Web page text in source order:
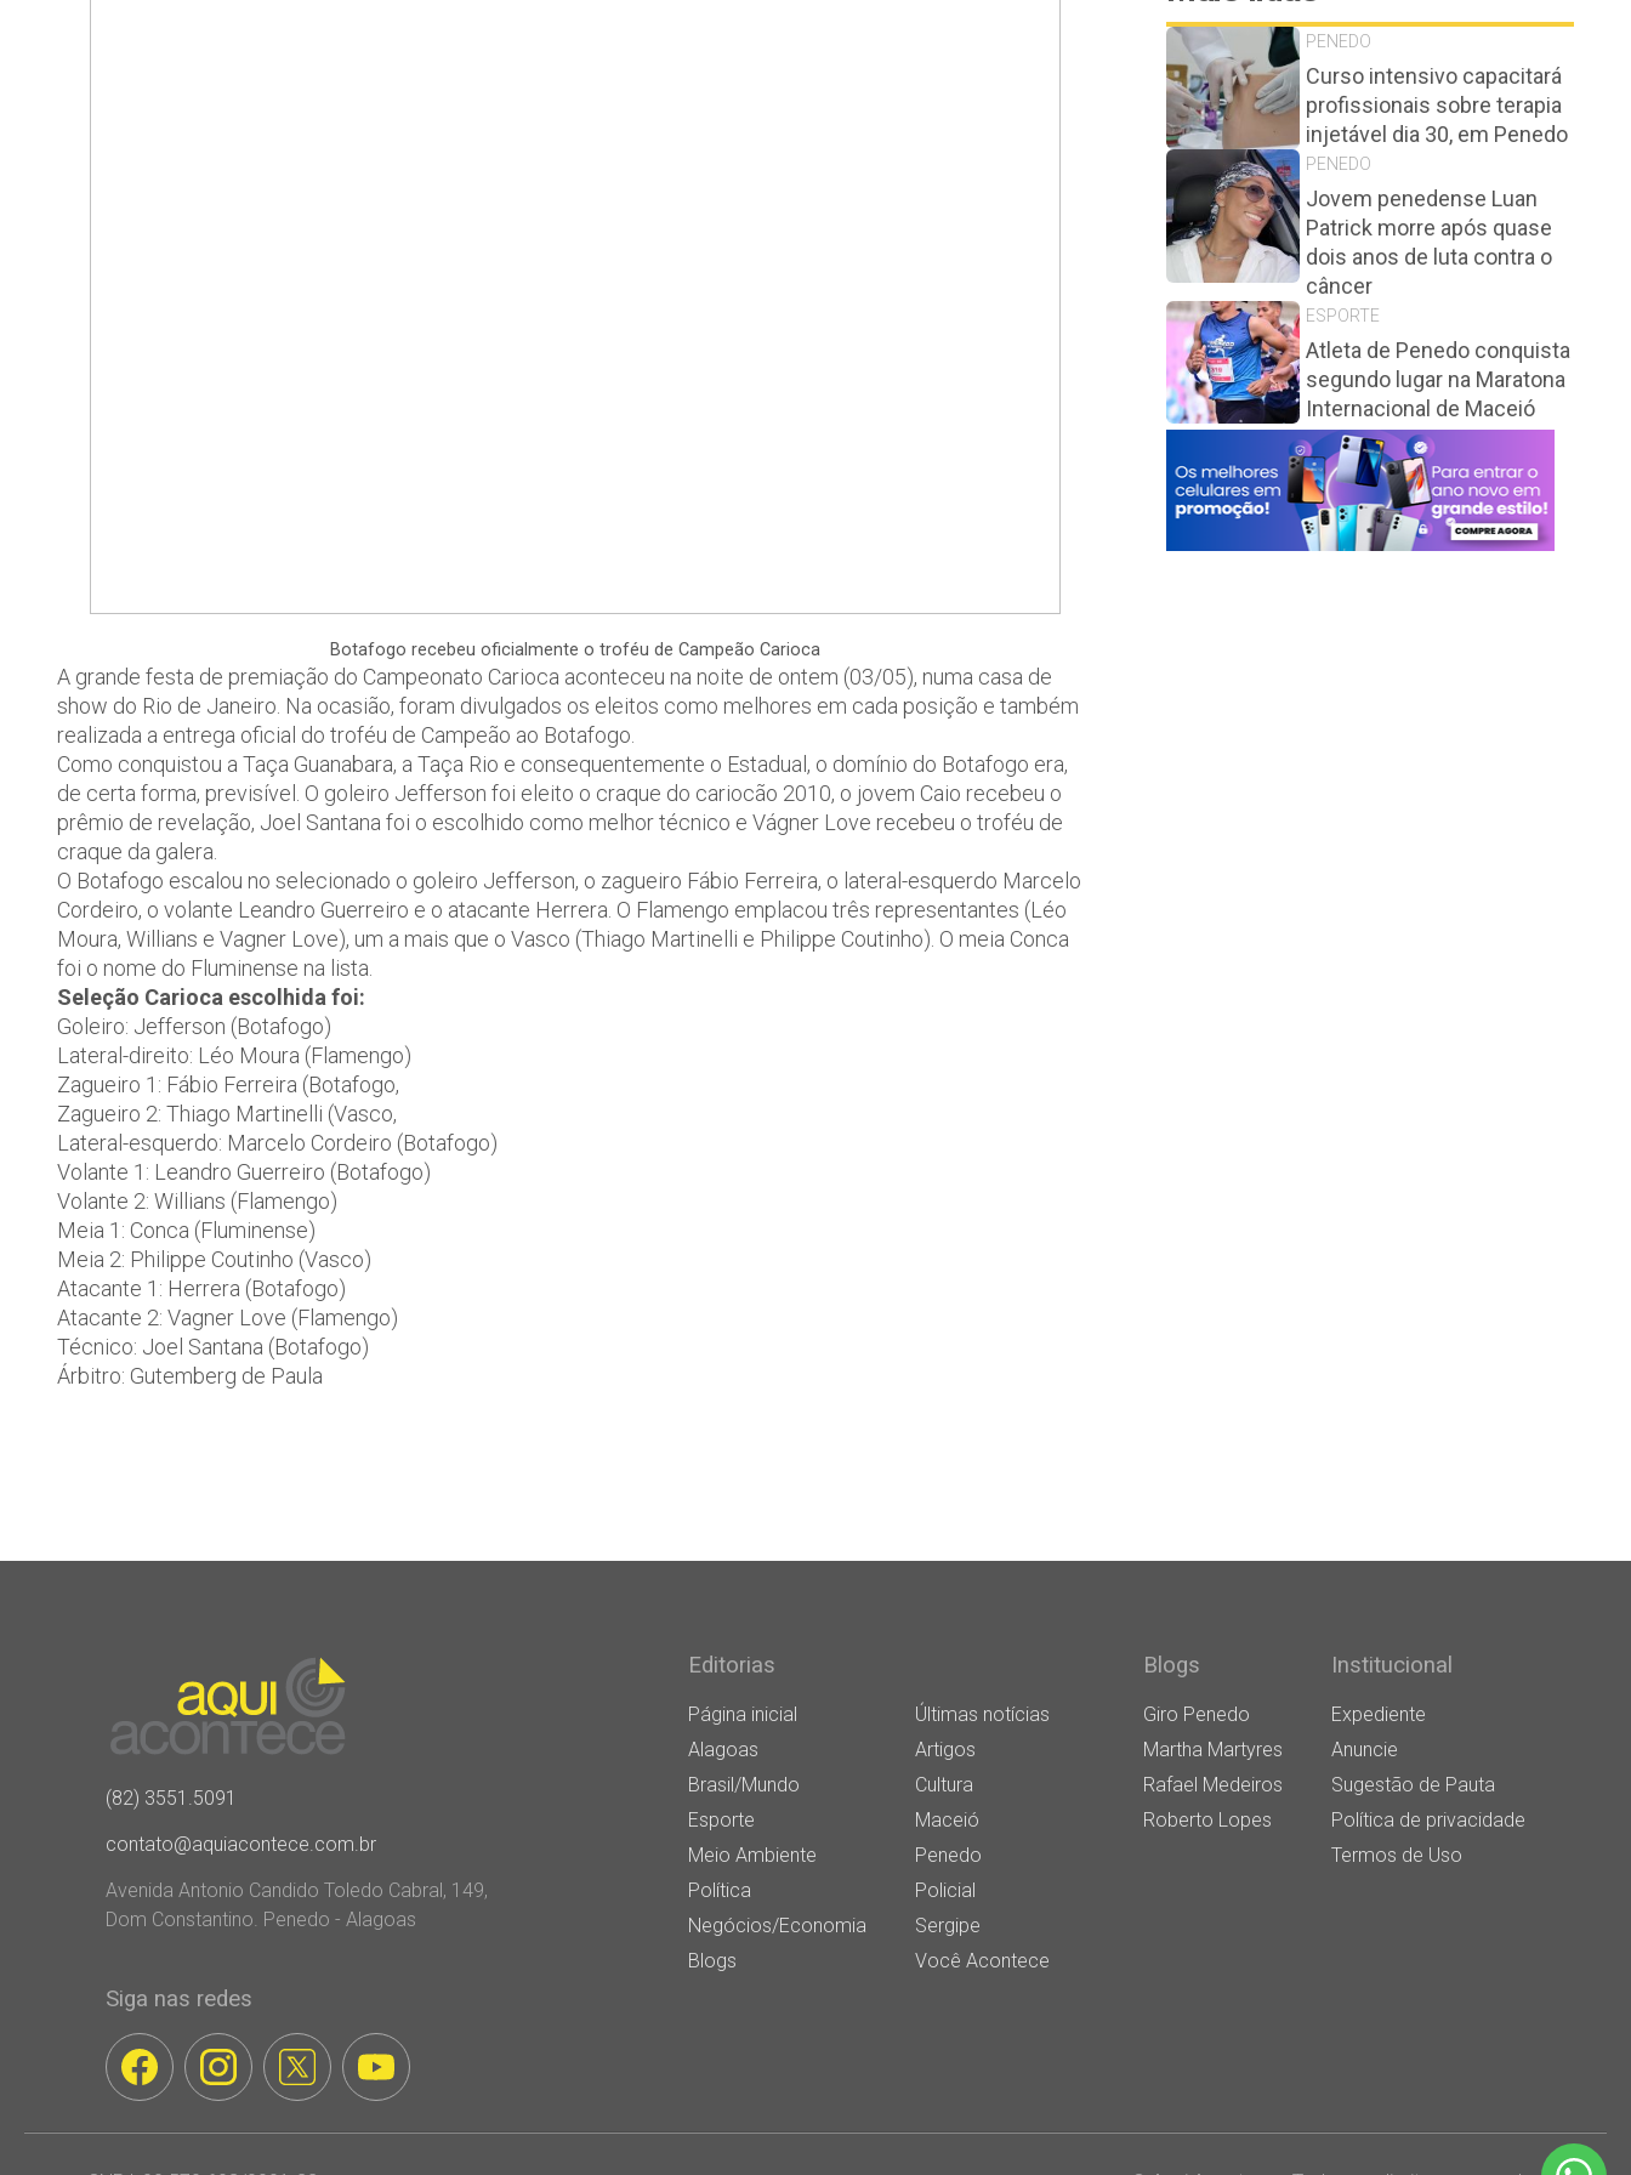
Botafogo recebeu oficialmente o troféu de Campeão Carioca
A grande festa de premiação do Campeonato Carioca aconteceu na noite de ontem (03/05), numa casa de
show do Rio de Janeiro. Na ocasião, foram divulgados os eleitos como melhores em cada posição e também
realizada a entrega oficial do troféu de Campeão ao Botafogo.
Como conquistou a Taça Guanabara, a Taça Rio e consequentemente o Estadual, o domínio do Botafogo era,
de certa forma, previsível. O goleiro Jefferson foi eleito o craque do cariocão 2010, o jovem Caio recebeu o
prêmio de revelação, Joel Santana foi o escolhido como melhor técnico e Vágner Love recebeu o troféu de
craque da galera.
O Botafogo escalou no selecionado o goleiro Jefferson, o zagueiro Fábio Ferreira, o lateral-esquerdo Marcelo
Cordeiro, o volante Leandro Guerreiro e o atacante Herrera. O Flamengo emplacou três representantes (Léo
Moura, Willians e Vagner Love), um a mais que o Vasco (Thiago Martinelli e Philippe Coutinho). O meia Conca
foi o nome do Fluminense na lista.
Seleção Carioca escolhida foi:
Goleiro: Jefferson (Botafogo)
Lateral-direito: Léo Moura (Flamengo)
Zagueiro 1: Fábio Ferreira (Botafogo,
Zagueiro 2: Thiago Martinelli (Vasco,
Lateral-esquerdo: Marcelo Cordeiro (Botafogo)
Volante 1: Leandro Guerreiro (Botafogo)
Volante 2: Willians (Flamengo)
Meia 1: Conca (Fluminense)
Meia 2: Philippe Coutinho (Vasco)
Atacante 1: Herrera (Botafogo)
Atacante 2: Vagner Love (Flamengo)
Técnico: Joel Santana (Botafogo)
Árbitro: Gutemberg de Paula
PENEDO
Curso intensivo capacitará
profissionais sobre terapia
injetável dia 30, em Penedo
PENEDO
Jovem penedense Luan
Patrick morre após quase
dois anos de luta contra o
câncer
ESPORTE
Atleta de Penedo conquista
segundo lugar na Maratona
Internacional de Maceió
(82) 3551.5091
contato@aquiacontece.com.br
Avenida Antonio Candido Toledo Cabral, 149,
Dom Constantino. Penedo - Alagoas
Siga nas redes
Editorias
Página inicial
Últimas notícias
Alagoas
Artigos
Brasil/Mundo
Cultura
Esporte
Maceió
Meio Ambiente
Penedo
Política
Policial
Negócios/Economia
Sergipe
Blogs
Você Acontece
Blogs
Giro Penedo
Martha Martyres
Rafael Medeiros
Roberto Lopes
Institucional
Expediente
Anuncie
Sugestão de Pauta
Política de privacidade
Termos de Uso